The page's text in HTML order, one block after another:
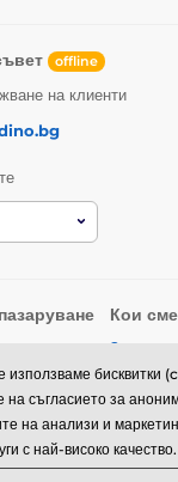
offline
на клиенти
рекламации
Кои
За нас
използваме бисквитки
на съгласието за
на анализи и
с най-високо качество.